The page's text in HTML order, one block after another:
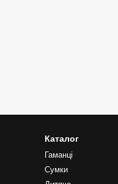
Каталог
Гаманці
Сумки